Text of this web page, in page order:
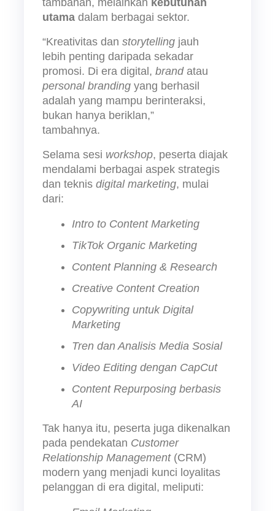
tambahan, melainkan kebutuhan
utama dalam berbagai sektor.
“Kreativitas dan storytelling jauh
lebih penting daripada sekadar
promosi. Di era digital, brand
personal branding yang berhasil
adalah yang mampu berinteraksi,
bukan hanya beriklan,”
tambahnya.
Selama sesi workshop, peserta diajak
mendalami berbagai aspek strategis
dan teknis digital marketing, mulai
dari:
Intro to Content Marketing
TikTok Organic Marketing
Content Planning & Research
Creative Content Creation
Copywriting untuk Digital
Marketing
Tren dan Analisis Media Sosial
Video Editing dengan CapCut
Content Repurposing berbasis
AI
Tak hanya itu, peserta juga dikenalkan
pada pendekatan Customer
Relationship Management (CRM)
modern yang menjadi kunci loyalitas
pelanggan di era digital, meliputi: